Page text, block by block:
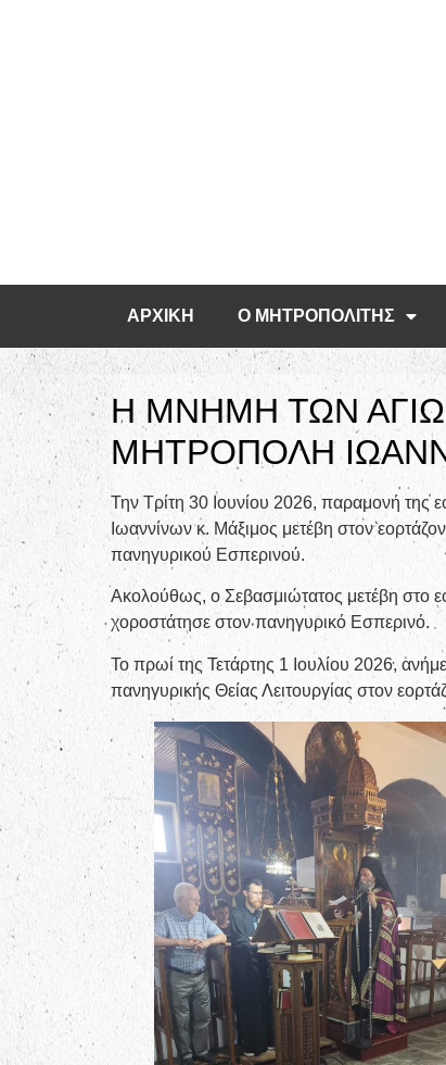
ΑΡΧΙΚΗ Ο ΜΗΤΡΟΠΟΛΙΤΗΣ
Η ΜΝΗΜΗ ΤΩΝ
ΜΗΤΡΟΠΟΛΗ
Την Τρίτη 30 Ιουνίου 2026, παραμονή
Ιωαννίνων κ. Μάξιμος μετέβη στον
πανηγυρικού Εσπερινού.
Ακολούθως, ο Σεβασμιώτατος μετέβη στο
χοροστάτησε στον πανηγυρικό Εσπερινό.
Το πρωί της Τετάρτης 1 Ιουλίου 2026,
πανηγυρικής Θείας Λειτουργίας στον